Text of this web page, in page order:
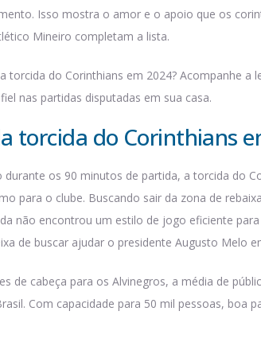
Isso mostra o amor e o apoio que os
Mineiro completam a lista.
torcida do Corinthians em 2024? Acompanhe a
nas partidas disputadas em sua casa.
torcida do Corinthians
durante os 90 minutos de partida, a torcida do
para o clube. Buscando sair da zona de
não encontrou um estilo de jogo eficiente
de buscar ajudar o presidente Augusto Melo
de cabeça para os Alvinegros, a média de
Com capacidade para 50 mil pessoas, boa